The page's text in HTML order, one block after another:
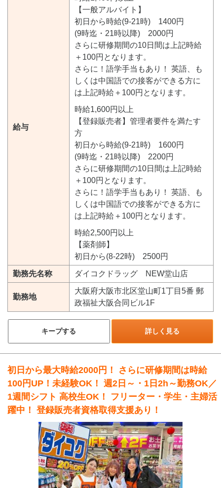
給与
【一般アルバイト】
初日から時給(9-21時) 1400円
(9時迄・21時以降) 2000円
さらに研修期間の10日間は上記時給
＋100円となります。
さらに！語学手当もあり！ 英語、も
しくは中国語での接客ができる方に
は上記時給＋100円となります。
時給1,600円以上
【登録販売者】管理者要件を満たす
方
初日から時給(9-21時) 1600円
(9時迄・21時以降) 2200円
さらに研修期間の10日間は上記時給
＋100円となります。
さらに！語学手当もあり！ 英語、も
しくは中国語での接客ができる方に
は上記時給＋100円となります。
時給2,500円以上
【薬剤師】
初日から(8-22時) 2500円
勤務先名称 ダイコクドラッグ NEW堂山店
勤務地
大阪府大阪市北区堂山町1丁目5番 郵
政福祉大阪合同ビル1F
キープする 詳しく見る
初日から最大時給2000円！ さらに研修期間は時給
100円UP！未経験OK！ 週2日～・1日2h～勤務OK／
1週間シフト 高校生OK！ フリーター・学生・主婦活
躍中！ 登録販売者資格取得支援あり！